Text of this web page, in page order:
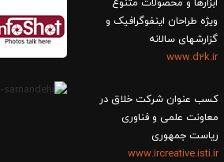
ابزارها و محصولات متنوع
ویژه طراحان اینفوگرافیک و
گزارش‎های سالانه
www.d2k.ir
کسب عنوان شرکت خلاق در
معاونت علمی و فناوری
ریاست جمهوری
www.ircreative.isti.ir